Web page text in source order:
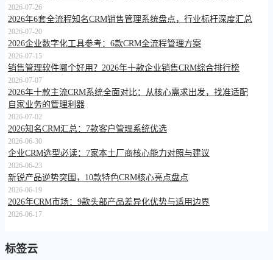
2026-07-26
2026年6套全流程知名CRM销售管理系统盘点，行业标杆深度汇总
2026-07-20
2026企业数字化工具参考：6款CRM全流程管理方案
2026-07-15
销售管理软件哪个好用？2026年十款企业销售CRM综合排行榜
2026-07-07
2026年十款主流CRM系统全面对比：从核心需求出发，找准适配
自家业务的管理利器
2026-07-02
2026知名CRM汇总：7款客户管理系统优选
2026-06-30
企业CRM选型必读：7家本土厂商核心能力对照与建议
2026-06-23
新锐产品逆势突围，10款特色CRM核心亮点盘点
2026-06-19
2026年CRM市场：9款头部产品差异化优势与适用边界
2026-06-17
标签云